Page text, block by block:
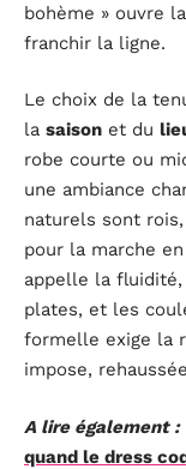
bohème » ouvre
franchir la ligne.
Le choix de la
la saison et du
robe courte ou
une ambiance
naturels sont
pour la marche
appelle la
plates, et les
formelle exige la
impose,
A lire également :
quand le dress